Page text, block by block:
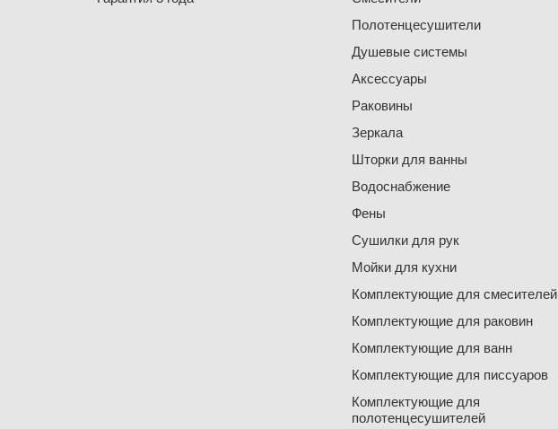
Полотенцесушители
Душевые системы
Аксессуары
Раковины
Зеркала
Шторки для ванны
Водоснабжение
Фены
Сушилки для рук
Мойки для кухни
Комплектующие для смесителей
Комплектующие для раковин
Комплектующие для ванн
Комплектующие для писсуаров
Комплектующие для
полотенцесушителей